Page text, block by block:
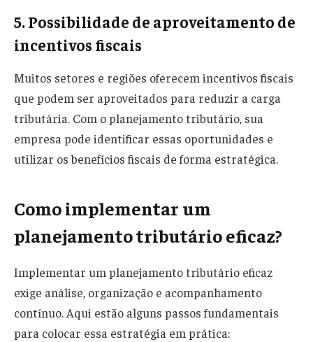
5. Possibilidade de aproveitamento de
incentivos fiscais
Muitos setores e regiões oferecem incentivos fiscais
que podem ser aproveitados para reduzir a carga
tributária. Com o planejamento tributário, sua
empresa pode identificar essas oportunidades e
utilizar os benefícios fiscais de forma estratégica.
Como implementar um
planejamento tributário eficaz?
Implementar um planejamento tributário eficaz
exige análise, organização e acompanhamento
contínuo. Aqui estão alguns passos fundamentais
para colocar essa estratégia em prática: